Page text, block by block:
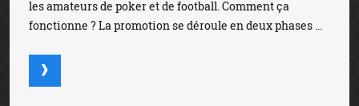
les amateurs de poker et de football. Comment ça
fonctionne ? La promotion se déroule en deux phases ...